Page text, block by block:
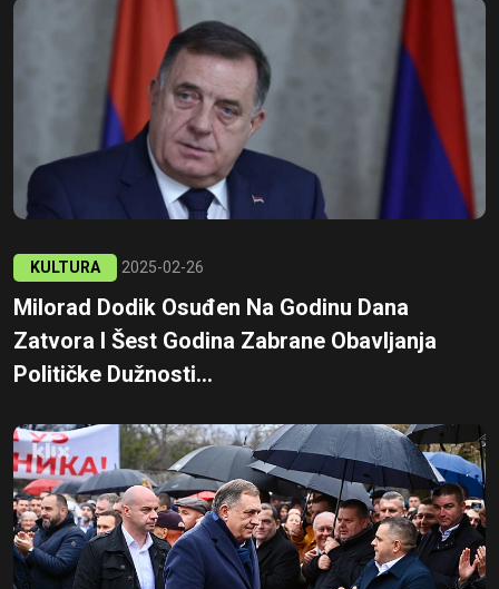
KULTURA 2025-02-26
Milorad Dodik Osuđen Na Godinu Dana
Zatvora I Šest Godina Zabrane Obavljanja
Političke Dužnosti...